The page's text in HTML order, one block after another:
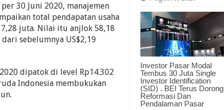
Investor Pasar Modal
Tembus 30 Juta Single
Investor Identification
(SID) . BEI Terus Dorong
Reformasi Dan
Pendalaman Pasar
30 Juni 2020, manajemen
total pendapatan usaha
juta. Nilai itu anjlok 58,18
sebelumnya US$2,19
dipatok di level Rp14.302
Indonesia membukukan